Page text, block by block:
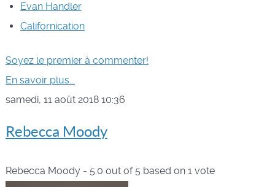
Evan Handler
Californication
Soyez le premier à commenter!
En savoir plus...
samedi, 11 août 2018 10:36
Rebecca Moody
Rebecca Moody- 5.0 out of 5 based on 1vote